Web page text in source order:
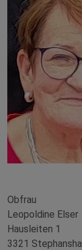
Obfrau
Leopoldine Elser
Hausleiten 1
3321